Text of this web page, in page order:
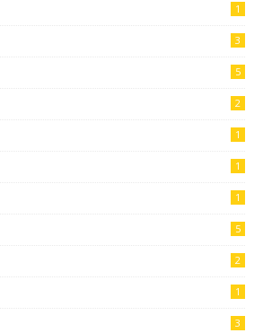
1
3
5
2
1
1
1
5
2
1
3